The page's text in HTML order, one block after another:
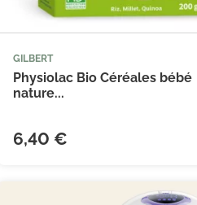

GILBERT
Physiolac Bio Céréales bébé
nature...
6,40 €